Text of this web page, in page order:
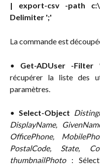
| export-csv -path
Delimiter ';'
La commande est
• Get-ADUser -
récupérer la liste des
paramètres.
• Select-Object
DisplayName,
OfficePhone,
PostalCode, State,
thumbnailPhoto: